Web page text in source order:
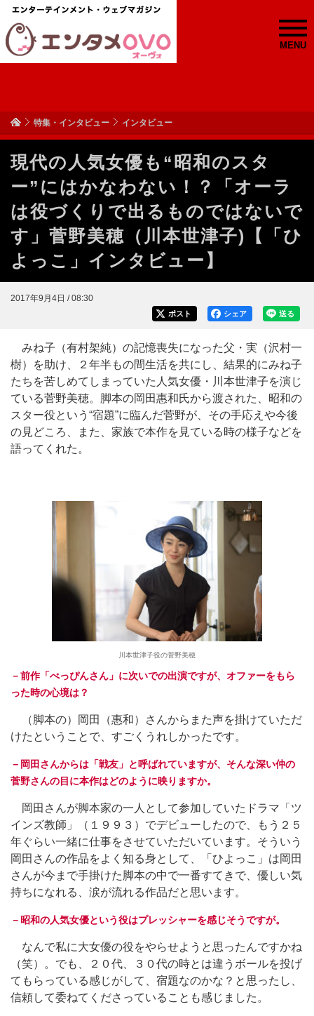
MENU
特集・インタビュー インタビュー
現代の人気女優も“昭和のスタ
ー”にはかなわない！？「オーラ
は役づくりで出るものではないで
す」菅野美穂（川本世津子)【「ひ
よっこ」インタビュー】
2017年9月4日 / 08:30
送る
シェア
ポスト
みね子（有村架純）の記憶喪失になった父・実（沢村一
樹）を助け、２年半もの間生活を共にし、結果的にみね子
たちを苦しめてしまっていた人気女優・川本世津子を演じ
ている菅野美穂。脚本の岡田惠和氏から渡された、昭和の
スター役という“宿題”に臨んだ菅野が、その手応えや今後
の見どころ、また、家族で本作を見ている時の様子などを
語ってくれた。
川本世津子役の菅野美穂
－前作「べっぴんさん」に次いでの出演ですが、オファーをもら
った時の心境は？
（脚本の）岡田（惠和）さんからまた声を掛けていただ
けたということで、すごくうれしかったです。
－岡田さんからは「戦友」と呼ばれていますが、そんな深い仲の
菅野さんの目に本作はどのように映りますか。
岡田さんが脚本家の一人として参加していたドラマ「ツ
インズ教師」（１９９３）でデビューしたので、もう２５
年ぐらい一緒に仕事をさせていただいています。そういう
岡田さんの作品をよく知る身として、「ひよっこ」は岡田
さんが今まで手掛けた脚本の中で一番すてきで、優しい気
持ちになれる、涙が流れる作品だと思います。
－昭和の人気女優という役はプレッシャーを感じそうですが。
なんで私に大女優の役をやらせようと思ったんですかね
（笑）。でも、２０代、３０代の時とは違うボールを投げ
てもらっている感じがして、宿題なのかな？と思ったし、
信頼して委ねてくださっていることも感じました。